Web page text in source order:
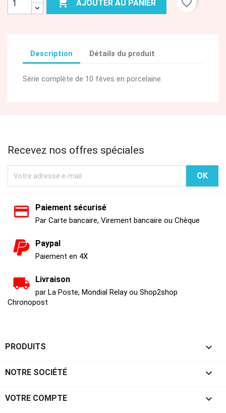
 AJOUTER AU PANIER favorite_border
Description Détails du produit
Série complète de 10 fèves en porcelaine.
Recevez nos offres spéciales
Paiement sécurisé
Par Carte bancaire, Virement bancaire ou Chèque
Paypal
Paiement en 4X
Livraison
par La Poste, Mondial Relay ou Shop2shop
Chronopost
PRODUITS 
NOTRE SOCIÉTÉ 
VOTRE COMPTE 